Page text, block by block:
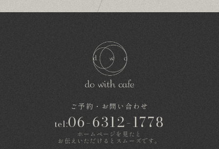
ご予約・お問い合わせ
tel:06-6312-1778
ホームページを見たと
お伝えいただけるとスムーズです。